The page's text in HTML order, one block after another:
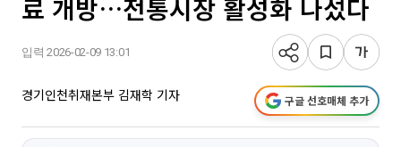
료 개방…전통시장 활성화 나섰다
입력 2026-02-09 13:01
경기인천취재본부 김재학 기자 구글 선호매체 추가